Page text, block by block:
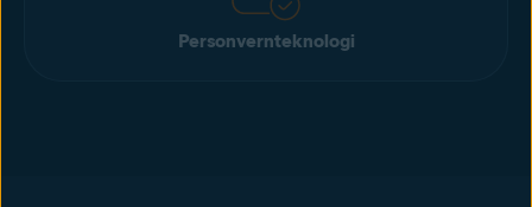
Personvernteknologi